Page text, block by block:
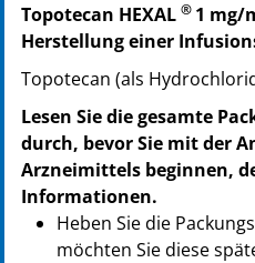
NTIN: 04150092190076
PZN: 09219013
PPN: 110921901306
NTIN: 04150092190137
PZN: 09219036
PPN: 110921903659
NTIN: 04150092190366
Topotecan HEXAL ® 1 mg/
Herstellung einer
Topotecan (als
Lesen Sie die gesamte
durch, bevor Sie mit der
Arzneimittels beginnen,
Informationen.
Heben Sie die
möchten Sie diese